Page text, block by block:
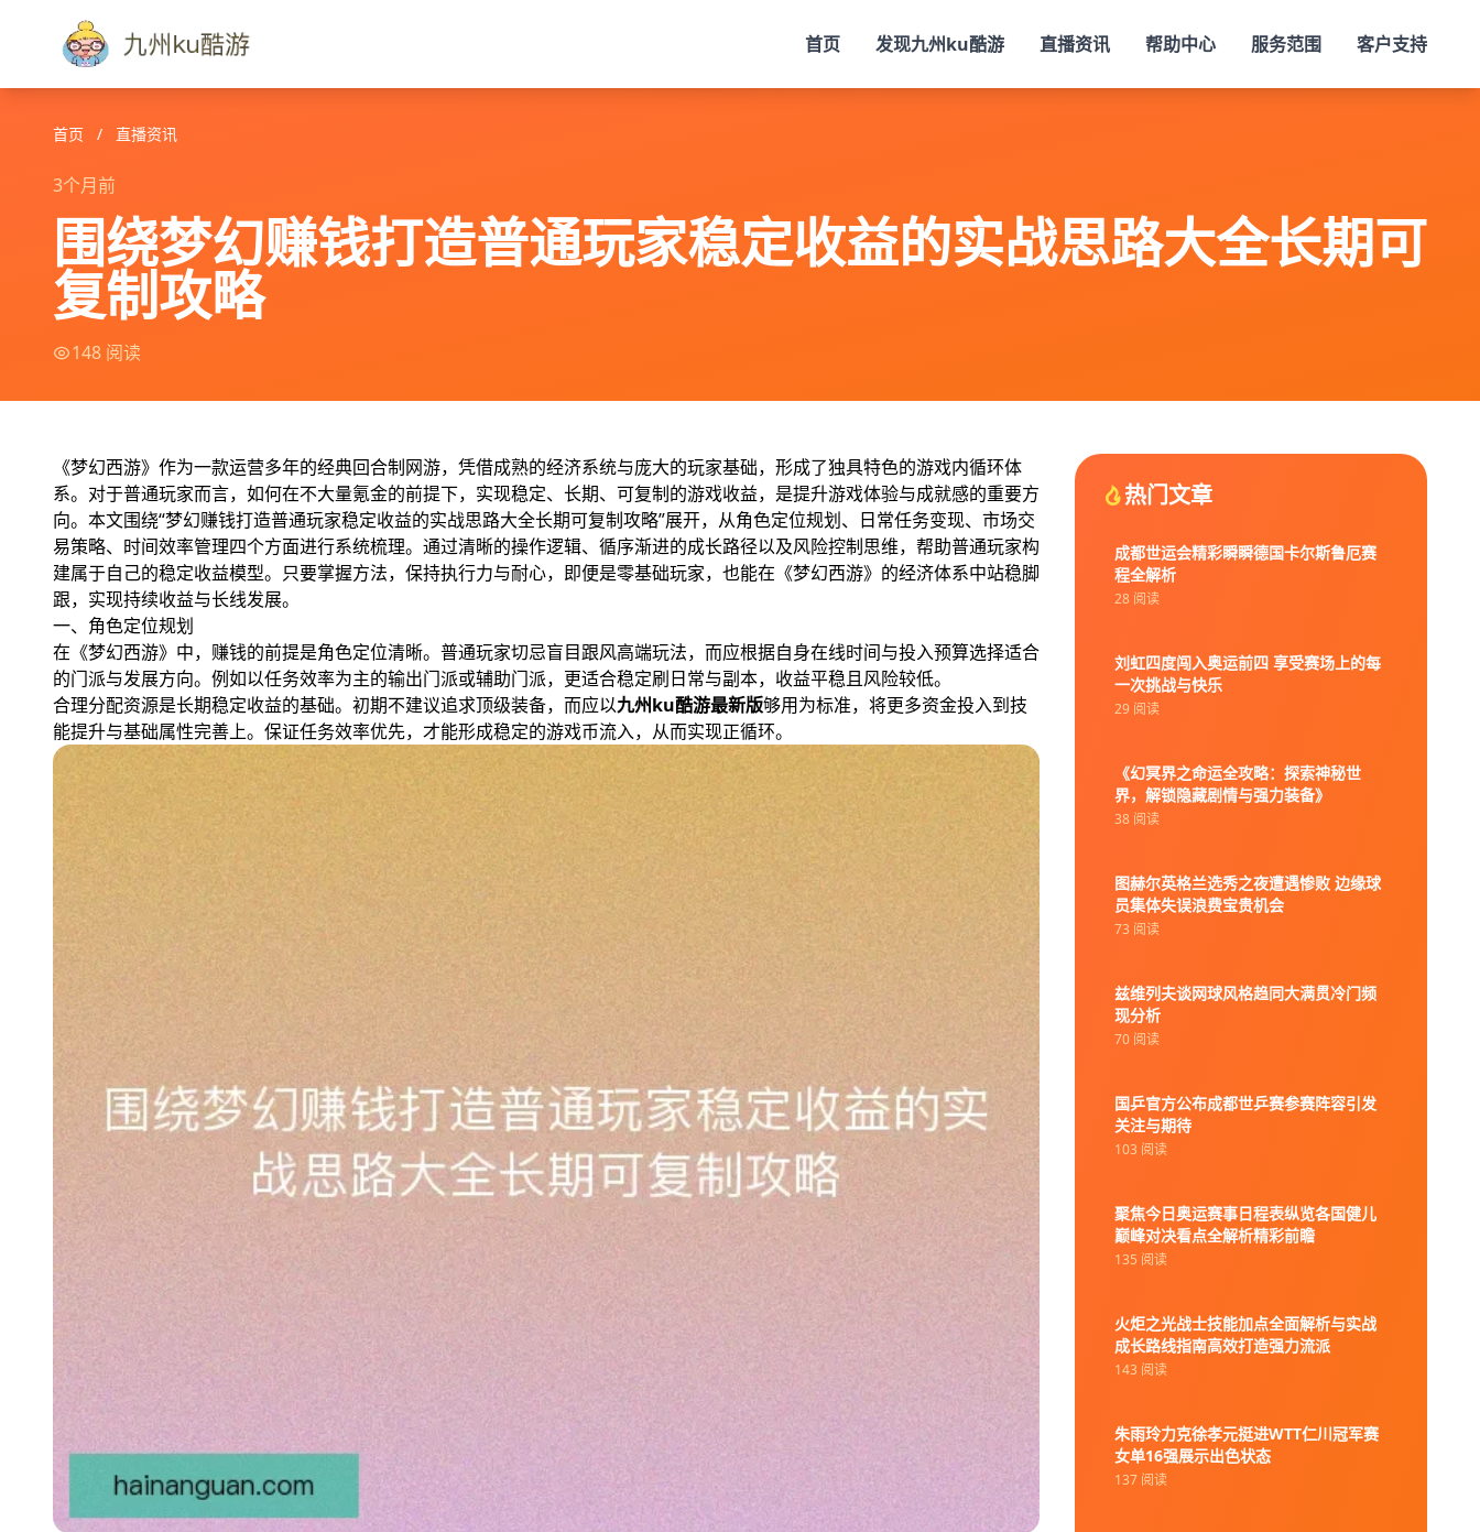
首页 发现九州ku酷游 直播资讯 帮助中心 服务范围 客户支持
首页 / 直播资讯
3个月前
围绕梦幻赚钱打造普通玩家稳定收益的实战思路大全长期可
复制攻略
148 阅读
《梦幻西游》作为一款运营多年的经典回合制网游，凭借成熟的经济系统与庞大的玩家基础，形成了独具特色的游戏内循环体
系。对于普通玩家而言，如何在不大量氪金的前提下，实现稳定、长期、可复制的游戏收益，是提升游戏体验与成就感的重要方
向。本文围绕“梦幻赚钱打造普通玩家稳定收益的实战思路大全长期可复制攻略”展开，从角色定位规划、日常任务变现、市场交
易策略、时间效率管理四个方面进行系统梳理。通过清晰的操作逻辑、循序渐进的成长路径以及风险控制思维，帮助普通玩家构
建属于自己的稳定收益模型。只要掌握方法，保持执行力与耐心，即便是零基础玩家，也能在《梦幻西游》的经济体系中站稳脚
跟，实现持续收益与长线发展。
一、角色定位规划
在《梦幻西游》中，赚钱的前提是角色定位清晰。普通玩家切忌盲目跟风高端玩法，而应根据自身在线时间与投入预算选择适合
的门派与发展方向。例如以任务效率为主的输出门派或辅助门派，更适合稳定刷日常与副本，收益平稳且风险较低。
合理分配资源是长期稳定收益的基础。初期不建议追求顶级装备，而应以九州ku酷游最新版够用为标准，将更多资金投入到技
能提升与基础属性完善上。保证任务效率优先，才能形成稳定的游戏币流入，从而实现正循环。
热门文章
成都世运会精彩瞬瞬德国卡尔斯鲁厄赛
程全解析
28 阅读
刘虹四度闯入奥运前四 享受赛场上的每
一次挑战与快乐
29 阅读
《幻冥界之命运全攻略：探索神秘世
界，解锁隐藏剧情与强力装备》
38 阅读
图赫尔英格兰选秀之夜遭遇惨败 边缘球
员集体失误浪费宝贵机会
73 阅读
兹维列夫谈网球风格趋同大满贯冷门频
现分析
70 阅读
国乒官方公布成都世乒赛参赛阵容引发
关注与期待
103 阅读
聚焦今日奥运赛事日程表纵览各国健儿
巅峰对决看点全解析精彩前瞻
135 阅读
火炬之光战士技能加点全面解析与实战
成长路线指南高效打造强力流派
143 阅读
朱雨玲力克徐孝元挺进WTT仁川冠军赛
女单16强展示出色状态
137 阅读